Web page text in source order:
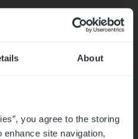
About
you agree to the storing
site navigation,
dossiers én droge